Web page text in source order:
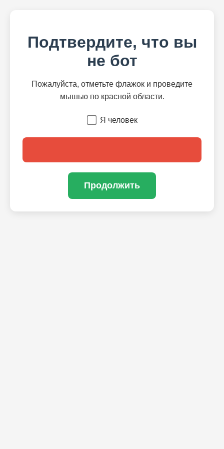
Подтвердите, что вы
не бот
Пожалуйста, отметьте флажок и проведите
мышью по красной области.
Я человек
Продолжить